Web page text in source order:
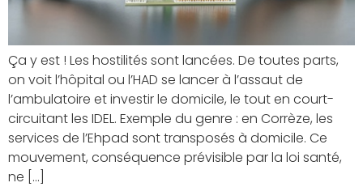
Ça y est ! Les hostilités sont lancées. De toutes parts,
on voit l’hôpital ou l’HAD se lancer à l’assaut de
l’ambulatoire et investir le domicile, le tout en court-
circuitant les IDEL. Exemple du genre : en Corrèze, les
services de l’Ehpad sont transposés à domicile. Ce
mouvement, conséquence prévisible par la loi santé,
ne […]